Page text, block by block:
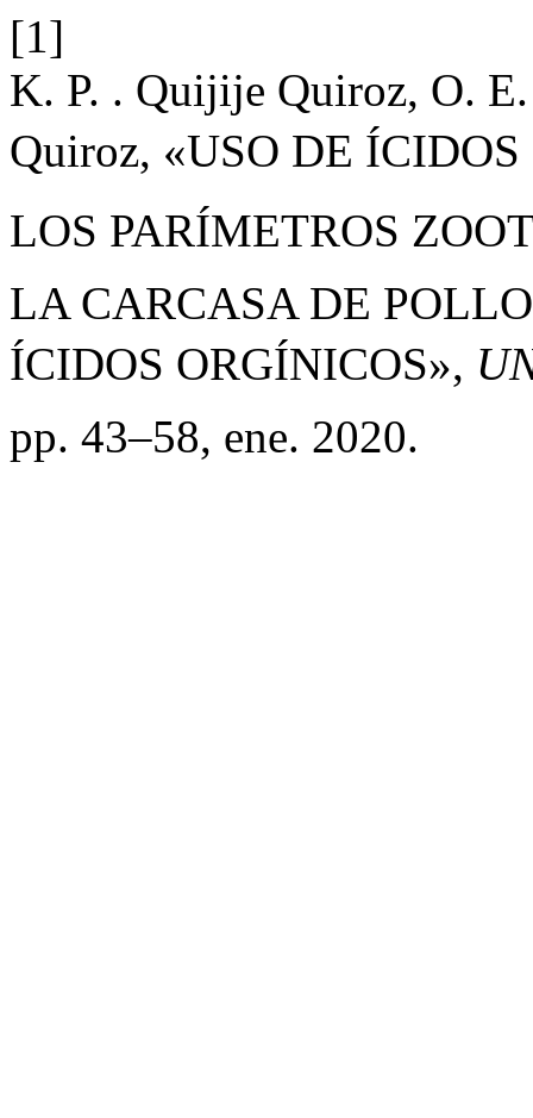
[1]
K. P. . Quijije Quiroz, O.
Quiroz, «USO DE
LOS PARÍMETROS
LA CARCASA DE
ÍCIDOS ORGÍNICOS»,
pp. 43–58, ene. 2020.